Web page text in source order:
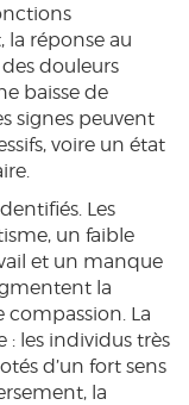
réponse au
douleurs
baisse de
signes peuvent
voire un état
Les
un faible
et un manque
la
compassion. La
les individus très
d’un fort sens
la